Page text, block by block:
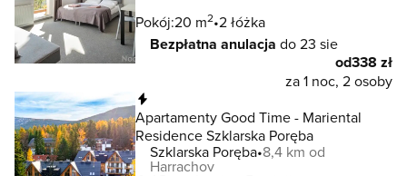
Pokój:20 m2 2 łóżka
Bezpłatna anulacja do 23 sie
od338 zł
za 1 noc, 2 osoby
Apartamenty Good Time - Mariental
Residence Szklarska Poręba
Szklarska Poręba 8,4 km od
Harrachov